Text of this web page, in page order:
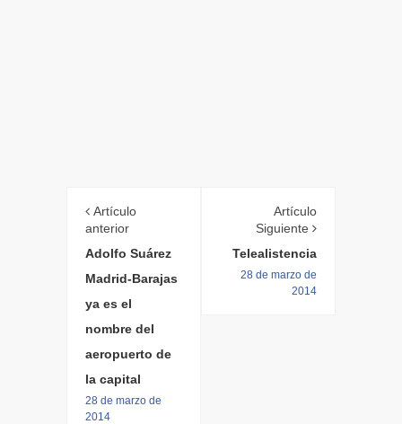
Artículo
anterior
Adolfo Suárez
Madrid-Barajas
ya es el
nombre del
aeropuerto de
la capital
28 de marzo de
2014
Artículo
Siguiente
Telealistencia
28 de marzo de
2014